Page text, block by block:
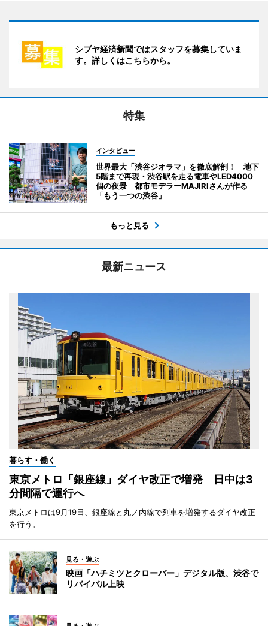
シブヤ経済新聞ではスタッフを募集していま
す。詳しくはこちらから。
特集
インタビュー
世界最大「渋谷ジオラマ」を徹底解剖！ 地下
5階まで再現・渋谷駅を走る電車やLED4000
個の夜景 都市モデラーMAJIRIさんが作る
「もう一つの渋谷」
もっと見る
最新ニュース
暮らす・働く
東京メトロ「銀座線」ダイヤ改正で増発 日中は3
分間隔で運行へ
東京メトロは9月19日、銀座線と丸ノ内線で列車を増発するダイヤ改正
を行う。
見る・遊ぶ
映画「ハチミツとクローバー」デジタル版、渋谷で
リバイバル上映